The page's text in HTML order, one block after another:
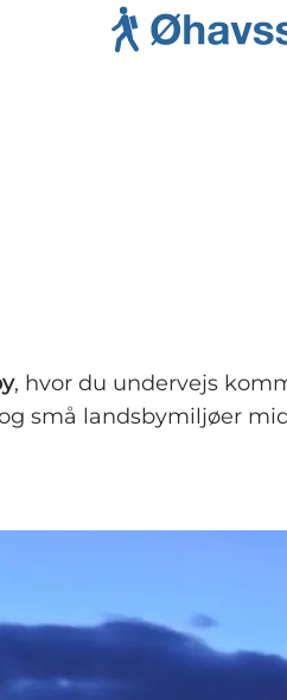
, hvor du undervejs
små landsbymiljøer